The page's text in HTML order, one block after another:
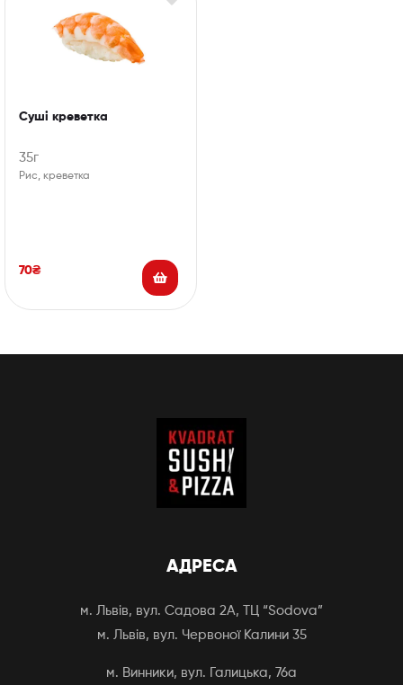
Суші креветка
35г
Рис, креветка
70₴
АДРЕСА
м. Львів, вул. Садова 2А, ТЦ “Sodova”
м. Львів, вул. Червоної Калини 35
м. Винники, вул. Галицька, 76а